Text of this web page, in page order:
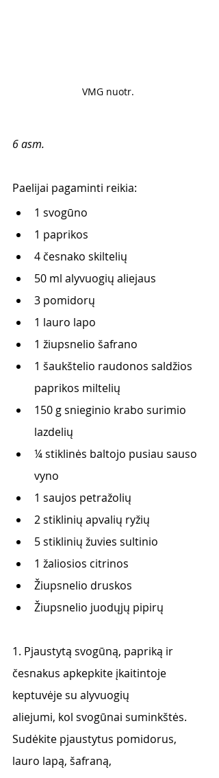
VMG nuotr.
6 asm.
Paelijai pagaminti reikia:
1 svogūno
1 paprikos
4 česnako skiltelių
50 ml alyvuogių aliejaus
3 pomidorų
1 lauro lapo
1 žiupsnelio šafrano
1 šaukštelio raudonos saldžios
paprikos miltelių
150 g snieginio krabo surimio
lazdelių
¼ stiklinės baltojo pusiau sauso
vyno
1 saujos petražolių
2 stiklinių apvalių ryžių
5 stiklinių žuvies sultinio
1 žaliosios citrinos
Žiupsnelio druskos
Žiupsnelio juodųjų pipirų
1. Pjaustytą svogūną, papriką ir
česnakus apkepkite įkaitintoje
keptuvėje su alyvuogių
aliejumi, kol svogūnai suminkštės.
Sudėkite pjaustytus pomidorus,
lauro lapą, šafraną,